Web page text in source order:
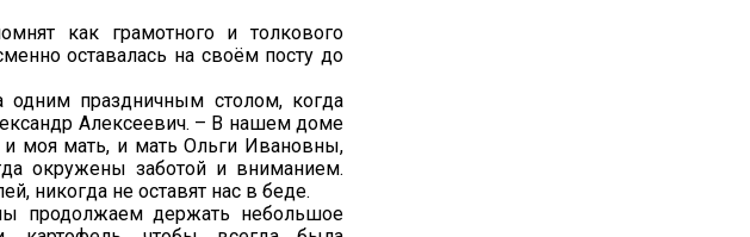
как грамотного и толкового
оставалась на своём посту до
праздничным столом, когда
Алексеевич. – В нашем доме
моя мать, и мать Ольги Ивановны,
окружены заботой и вниманием.
никогда не оставят нас в беде.
продолжаем держать небольшое